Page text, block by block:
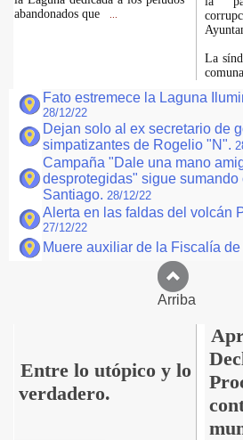
abandonados que
La
Fato estremece la Laguna
28/12/22
Dejan solo al ex secretario de
simpatizantes de Rogelio "N".
Campaña "Dale una mano
desprotegidas" sigue sumando
Santiago. 28/12/22
Alerta en las faldas del volcán
27/12/22
Muere auxiliar de la Fiscalía
Arriba
Entre lo utópico y lo
verdadero.